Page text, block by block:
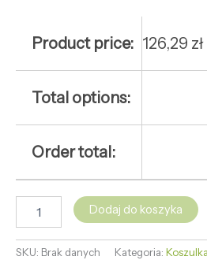
Product price: 126,29 zł
Total options:
Order total:
Dodaj do koszyka
SKU: Brak danych Kategoria: